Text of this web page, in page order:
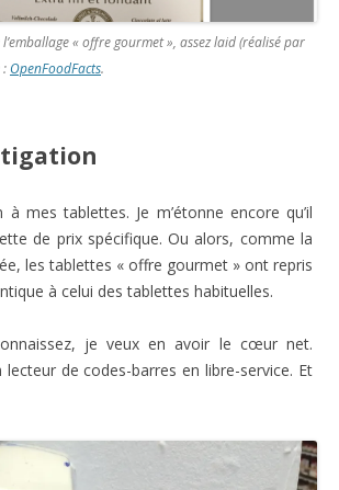
« offre gourmet », assez laid (réalisé par
: OpenFoodFacts.
à mes tablettes. Je m’étonne encore qu’il
de prix spécifique. Ou alors, comme la
les tablettes « offre gourmet » ont repris
à celui des tablettes habituelles.
je veux en avoir le cœur net.
de codes-barres en libre-service. Et